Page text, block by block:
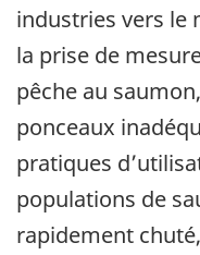
industries vers le
la prise de
pêche au
ponceaux
pratiques
populations de
rapidement